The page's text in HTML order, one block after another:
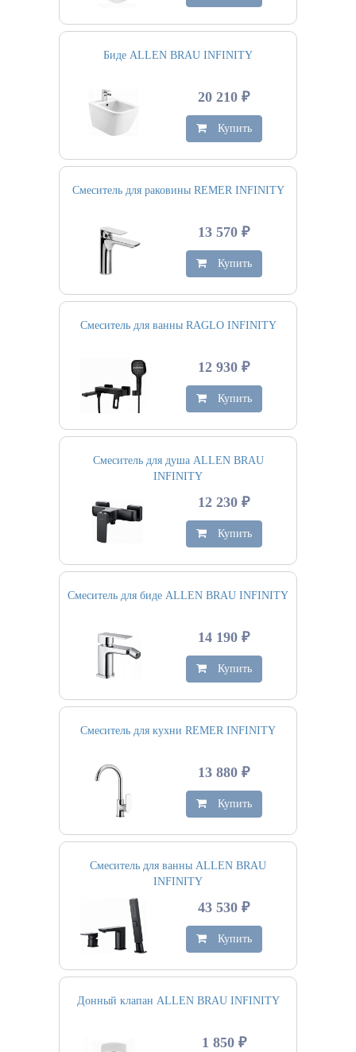
Биде ALLEN BRAU INFINITY
20 210 ₽
Купить
Смеситель для раковины REMER INFINITY
13 570 ₽
Купить
Смеситель для ванны RAGLO INFINITY
12 930 ₽
Купить
Смеситель для душа ALLEN BRAU
INFINITY
12 230 ₽
Купить
Смеситель для биде ALLEN BRAU INFINITY
14 190 ₽
Купить
Смеситель для кухни REMER INFINITY
13 880 ₽
Купить
Смеситель для ванны ALLEN BRAU
INFINITY
43 530 ₽
Купить
Донный клапан ALLEN BRAU INFINITY
1 850 ₽